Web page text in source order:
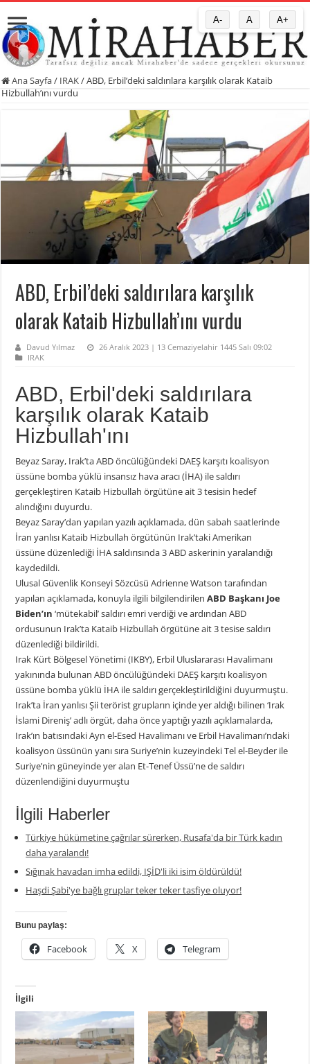
Ana Sayfa/ IRAK/ABD, Erbil’deki saldırılara karşılık olarak Kataib
Hizbullah’ını vurdu
ABD, Erbil’deki saldırılara karşılık
olarak Kataib Hizbullah’ını vurdu
Davud Yılmaz
26 Aralık 2023 | 13 Cemaziyelahir 1445 Salı 09:02
IRAK
ABD, Erbil'deki saldırılara
karşılık olarak Kataib
Hizbullah'ını
Beyaz Saray, Irak’ta ABD öncülüğündeki DAEŞ karşıtı koalisyon
üssüne bomba yüklü insansız hava aracı (İHA) ile saldırı
gerçekleştiren Kataib Hizbullah örgütüne ait 3 tesisin hedef
alındığını duyurdu.
Beyaz Saray’dan yapılan yazılı açıklamada, dün sabah saatlerinde
İran yanlısı Kataib Hizbullah örgütünün Irak’taki Amerikan
üssüne düzenlediği İHA saldırısında 3 ABD askerinin yaralandığı
kaydedildi.
Ulusal Güvenlik Konseyi Sözcüsü Adrienne Watson tarafından
yapılan açıklamada, konuyla ilgili bilgilendirilenABD Başkanı Joe
Biden’ın ‘mütekabil’ saldırı emri verdiği ve ardından ABD
ordusunun Irak’ta Kataib Hizbullah örgütüne ait 3 tesise saldırı
düzenlediği bildirildi.
Irak Kürt Bölgesel Yönetimi (IKBY), Erbil Uluslararası Havalimanı
yakınında bulunan ABD öncülüğündeki DAEŞ karşıtı koalisyon
üssüne bomba yüklü İHA ile saldırı gerçekleştirildiğini duyurmuştu.
Irak’ta İran yanlısı Şii terörist grupların içinde yer aldığı bilinen ‘Irak
İslami Direniş’ adlı örgüt, daha önce yaptığı yazılı açıklamalarda,
Irak’ın batısındaki Ayn el-Esed Havalimanı ve Erbil Havalimanı’ndaki
koalisyon üssünün yanı sıra Suriye’nin kuzeyindeki Tel el-Beyder ile
Suriye’nin güneyinde yer alan Et-Tenef Üssü’ne de saldırı
düzenlendiğini duyurmuştu
İlgili Haberler
Türkiye hükümetine çağrılar sürerken, Rusafa'da bir Türk kadın
daha yaralandı!
Sığınak havadan imha edildi, IŞİD'li iki isim öldürüldü!
Haşdi Şabi'ye bağlı gruplar teker teker tasfiye oluyor!
Bunu paylaş:
Facebook X Telegram
İlgili
A- A A+